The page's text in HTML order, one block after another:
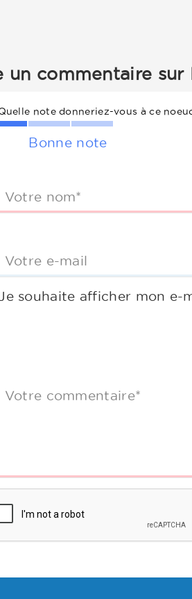
un commentaire
note donneriez-vous à ce
Bonne note
Votre nom*
Votre e-mail
souhaite afficher mon e-
Votre commentaire*